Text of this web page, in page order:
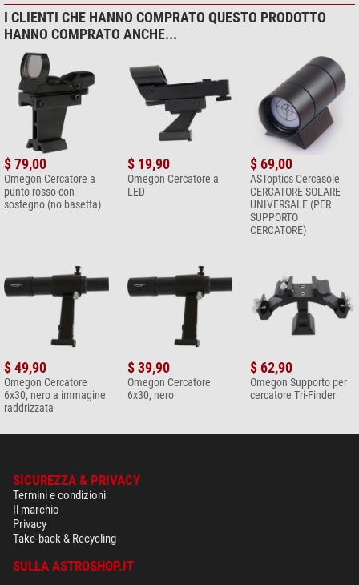
I CLIENTI CHE HANNO COMPRATO QUESTO PRODOTTO
HANNO COMPRATO ANCHE...
$ 79,00
Omegon Cercatore a
punto rosso con
sostegno (no basetta)
$ 19,90
Omegon Cercatore a
LED
$ 69,00
ASToptics Cercasole
CERCATORE SOLARE
UNIVERSALE (PER
SUPPORTO
CERCATORE)
$ 49,90
Omegon Cercatore
6x30, nero a immagine
raddrizzata
$ 39,90
Omegon Cercatore
6x30, nero
$ 62,90
Omegon Supporto per
cercatore Tri-Finder
SICUREZZA & PRIVACY
Termini e condizioni
Il marchio
Privacy
Take-back & Recycling
SULLA ASTROSHOP.IT